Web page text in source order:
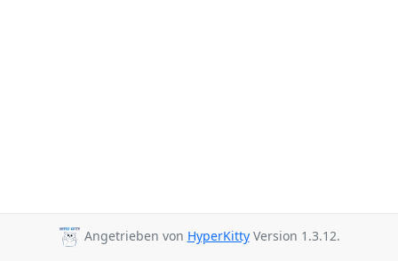
Angetrieben von HyperKittyVersion 1.3.12.